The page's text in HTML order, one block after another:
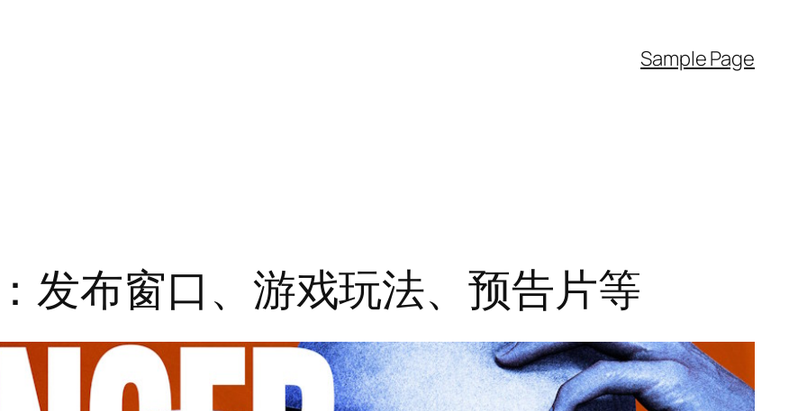
Sample Page
发布窗口、游戏玩法、预告片等